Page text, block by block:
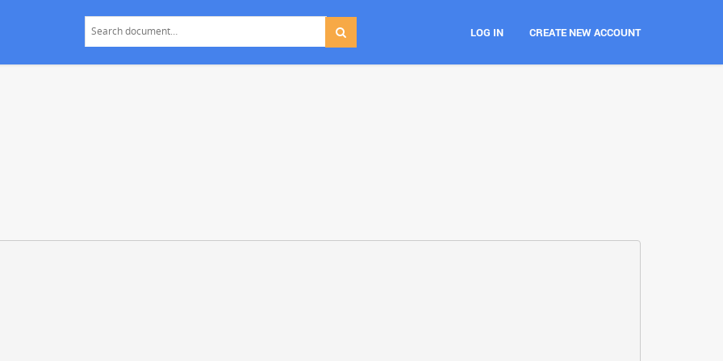
LOG IN CREATE NEW ACCOUNT